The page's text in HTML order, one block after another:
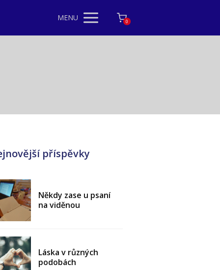
MENU 0
příspěvky
Někdy zase u psaní
na viděnou
Láska v různých
podobách